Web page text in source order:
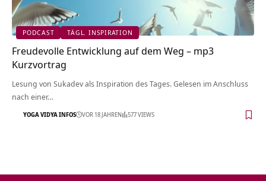
PODCAST TÄGL. INSPIRATION
Freudevolle Entwicklung auf dem Weg – mp3
Kurzvortrag
Lesung von Sukadev als Inspiration des Tages. Gelesen im Anschluss
nach einer…
YOGA VIDYA INFOS VOR 18 JAHREN 577 VIEWS